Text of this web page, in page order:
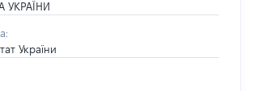
УКРАЇНИ
України